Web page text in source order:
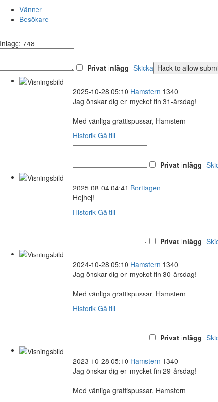
Vänner
Besökare
Inlägg: 748
Privat inlägg Skicka
2025-10-28 05:10 Hamstern 1340
Jag önskar dig en mycket fin 31-årsdag!
Med vänliga grattispussar, Hamstern
Historik Gå till
Privat inlägg
2025-08-04 04:41 Borttagen
Hejhej!
Historik Gå till
Privat inlägg
2024-10-28 05:10 Hamstern 1340
Jag önskar dig en mycket fin 30-årsdag!
Med vänliga grattispussar, Hamstern
Historik Gå till
Privat inlägg
2023-10-28 05:10 Hamstern 1340
Jag önskar dig en mycket fin 29-årsdag!
Med vänliga grattispussar, Hamstern